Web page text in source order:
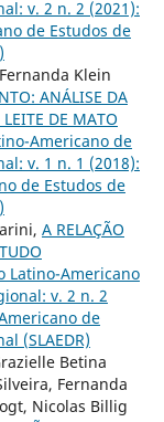
v. 2 n. 2 (2021):
de Estudos de
Klein
ANÁLISE DA
DE MATO
Americano de
v. 1 n. 1 (2018):
de Estudos de
A RELAÇÃO
Latino-Americano
v. 2 n. 2
de
(SLAEDR)
Betina
Fernanda
Nicolas Billig